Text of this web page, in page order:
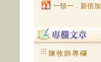
一領一．新倍加
陳牧師專欄